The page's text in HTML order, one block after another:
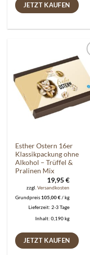
JETZT KAUFEN
Auf die
Esther Ostern 16er
Klassikpackung ohne
Alkohol – Trüffel &
Pralinen Mix
19,95€
zzgl.Versandkosten
Grundpreis 105,00€/kg
Lieferzeit:2-3 Tage
Inhalt: 0,190kg
JETZT KAUFEN